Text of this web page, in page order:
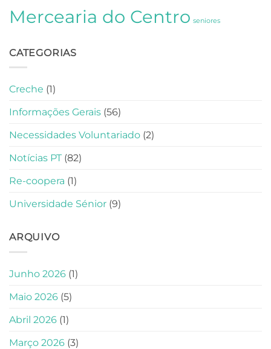
Mercearia do Centro seniores
CATEGORIAS
Creche (1)
Informações Gerais (56)
Necessidades Voluntariado (2)
Notícias PT (82)
Re-coopera (1)
Universidade Sénior (9)
ARQUIVO
Junho 2026 (1)
Maio 2026 (5)
Abril 2026 (1)
Março 2026 (3)